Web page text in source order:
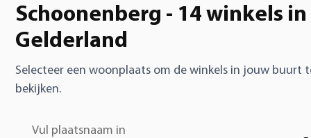
Schoonenberg - 14 winkels in
Gelderland
Selecteer een woonplaats om de winkels in jouw buurt
bekijken.
Vul plaatsnaam in